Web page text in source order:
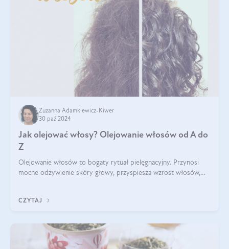
Zuzanna Adamkiewicz-Kiwer
30 paź 2024
Jak olejować włosy? Olejowanie włosów od A do
Z
Olejowanie włosów to bogaty rytuał pielęgnacyjny. Przynosi
mocne odżywienie skóry głowy, przyspiesza wzrost włosów,
CZYTAJ